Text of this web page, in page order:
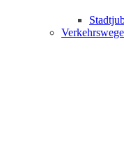
Verkehrswege